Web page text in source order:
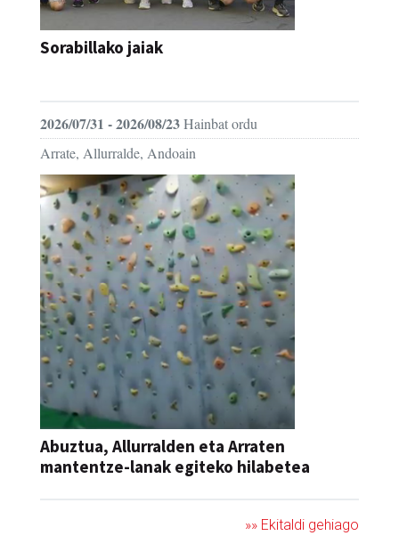
Sorabillako jaiak
2026/07/31 - 2026/08/23Hainbat ordu
Arrate, Allurralde, Andoain
Abuztua, Allurralden eta Arraten
mantentze-lanak egiteko hilabetea
»» Ekitaldi gehiago